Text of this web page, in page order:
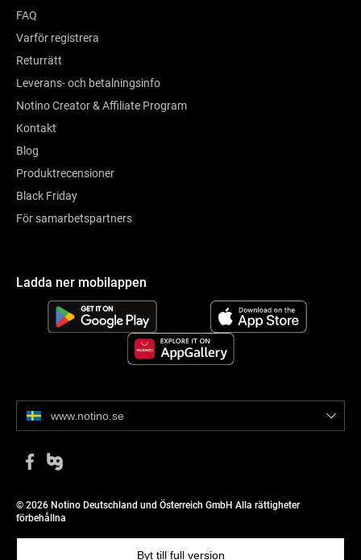
FAQ
Varför registrera
Returrätt
Leverans- och betalningsinfo
Notino Creator & Affiliate Program
Kontakt
Blog
Produktrecensioner
Black Friday
För samarbetspartners
Ladda ner mobilappen
www.notino.se
© 2026 Notino Deutschland und Österreich GmbH Alla rättigheter
förbehållna
Byt till full version